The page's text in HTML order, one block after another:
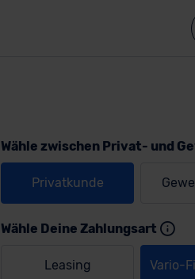
Wähle zwischen Privat- und
Privatkunde
Wähle Deine Zahlungsart
Leasing Vario-